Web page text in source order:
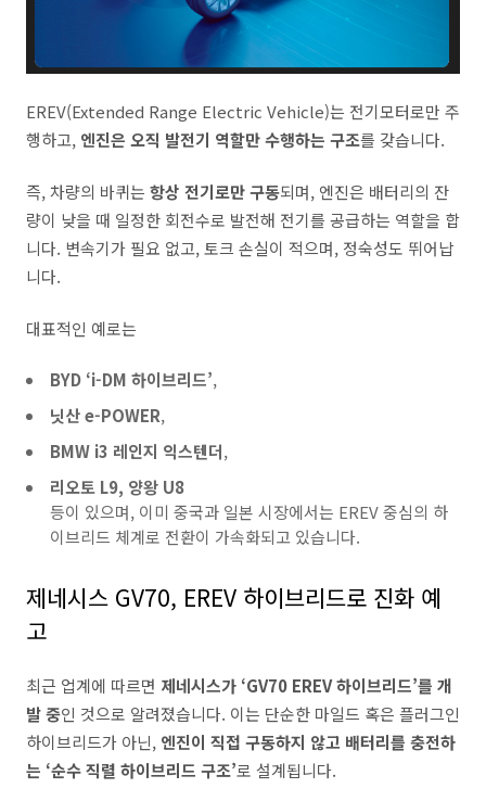
EREV(Extended Range Electric Vehicle)는 전기모터로만 주
행하고, 엔진은 오직 발전기 역할만 수행하는 구조를 갖습니다.
즉, 차량의 바퀴는 항상 전기로만 구동되며, 엔진은 배터리의 잔
량이 낮을 때 일정한 회전수로 발전해 전기를 공급하는 역할을 합
니다. 변속기가 필요 없고, 토크 손실이 적으며, 정숙성도 뛰어납
니다.
대표적인 예로는
BYD ‘i-DM 하이브리드’,
닛산 e-POWER,
BMW i3 레인지 익스텐더,
리오토 L9, 양왕 U8
등이 있으며, 이미 중국과 일본 시장에서는 EREV 중심의 하
이브리드 체계로 전환이 가속화되고 있습니다.
제네시스 GV70, EREV 하이브리드로 진화 예
고
최근 업계에 따르면 제네시스가 ‘GV70 EREV 하이브리드’를 개
발 중인 것으로 알려졌습니다. 이는 단순한 마일드 혹은 플러그인
하이브리드가 아닌, 엔진이 직접 구동하지 않고 배터리를 충전하
는 ‘순수 직렬 하이브리드 구조’로 설계됩니다.